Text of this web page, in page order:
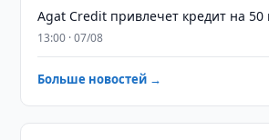
Agat Credit привлечет кредит на 50
13:00 · 07/08
Больше новостей →